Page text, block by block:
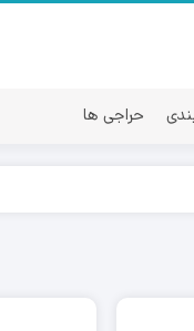
حراجی ها